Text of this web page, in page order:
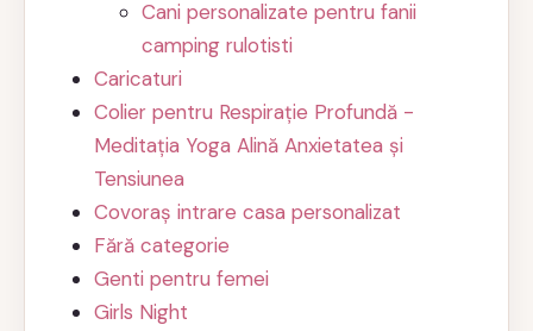
Cani personalizate pentru fanii
camping rulotisti
Caricaturi
Colier pentru Respirație Profundă -
Meditația Yoga Alină Anxietatea și
Tensiunea
Covoraș intrare casa personalizat
Fără categorie
Genti pentru femei
Girls Night